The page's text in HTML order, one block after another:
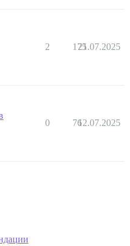
2 175
21.07.2025
0 7612.07.2025